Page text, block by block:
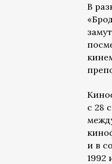
В
с 28
и в
1992